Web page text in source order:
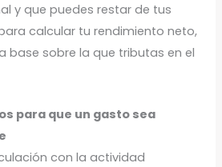
y que puedes restar de tus
calcular tu rendimiento neto,
base sobre la que tributas en el
para que un gasto sea
con la actividad